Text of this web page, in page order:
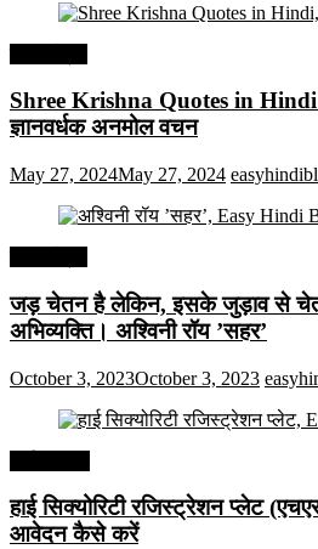
Shree Krishna Quotes in Hindi |
ज्ञानवर्धक अनमोल वचन
May 27, 2024May 27, 2024
जड़ चेतन है लेकिन, इसके जुड़ाव से
अभिव्यक्ति। अश्विनी रॉय ’सहर’
October 3, 2023October 3, 2023
हाई सिक्योरिटी रजिस्ट्रेशन प्लेट
आवेदन कैसे करें